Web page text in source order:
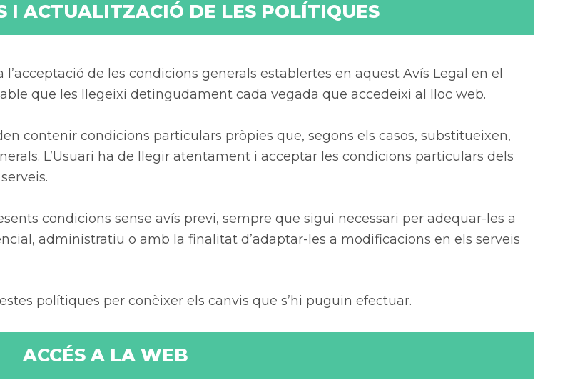
I ACTUALITZACIÓ DE LES POLÍTIQUES
de les condicions generals establertes en aquest Avís Legal en el
que les llegeixi detingudament cada vegada que accedeixi al lloc web.
contenir condicions particulars pròpies que, segons els casos, substitueixen,
L’Usuari ha de llegir atentament i acceptar les condicions particulars dels
condicions sense avís previ, sempre que sigui necessari per adequar-les a
administratiu o amb la finalitat d’adaptar-les a modificacions en els serveis
polítiques per conèixer els canvis que s’hi puguin efectuar.
ACCÉS A LA WEB